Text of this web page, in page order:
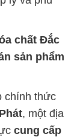
chất Đắc
sản phẩm
chính thức
, một địa
cung cấp